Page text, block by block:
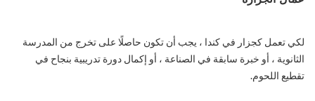
لكي تعمل كجزار في كندا ، يجب أن تكون حاصلًا على تخرج من المدرسة
الثانوية ، أو خبرة سابقة في الصناعة ، أو إكمال دورة تدريبية بنجاح في
تقطيع اللحوم.